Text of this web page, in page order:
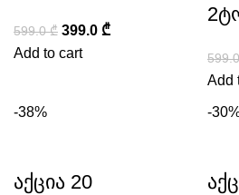
599.0₾ 399.0 ₾
Add to cart
Add
-38%
აქცია 20
-